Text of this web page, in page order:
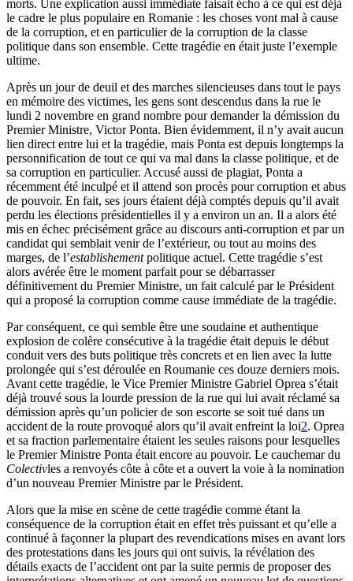
morts. Une explication aussi immédiate faisait écho à ce qui est déjà
le cadre le plus populaire en Romanie : les choses vont mal à cause
de la corruption, et en particulier de la corruption de la classe
politique dans son ensemble. Cette tragédie en était juste l’exemple
ultime.
Après un jour de deuil et des marches silencieuses dans tout le pays
en mémoire des victimes, les gens sont descendus dans la rue le
lundi 2 novembre en grand nombre pour demander la démission du
Premier Ministre, Victor Ponta. Bien évidemment, il n’y avait aucun
lien direct entre lui et la tragédie, mais Ponta est depuis longtemps la
personnification de tout ce qui va mal dans la classe politique, et de
sa corruption en particulier. Accusé aussi de plagiat, Ponta a
récemment été inculpé et il attend son procès pour corruption et abus
de pouvoir. En fait, ses jours étaient déjà comptés depuis qu’il avait
perdu les élections présidentielles il y a environ un an. Il a alors été
mis en échec précisément grâce au discours anti-corruption et par un
candidat qui semblait venir de l’extérieur, ou tout au moins des
marges, de l’establishementpolitique actuel. Cette tragédie s’est
alors avérée être le moment parfait pour se débarrasser
définitivement du Premier Ministre, un fait calculé par le Président
qui a proposé la corruption comme cause immédiate de la tragédie.
Par conséquent, ce qui semble être une soudaine et authentique
explosion de colère consécutive à la tragédie était depuis le début
conduit vers des buts politique très concrets et en lien avec la lutte
prolongée qui s’est déroulée en Roumanie ces douze derniers mois.
Avant cette tragédie, le Vice Premier Ministre Gabriel Oprea s’était
déjà trouvé sous la lourde pression de la rue qui lui avait réclamé sa
démission après qu’un policier de son escorte se soit tué dans un
accident de la route provoqué alors qu’il avait enfreint la loi2. Oprea
et sa fraction parlementaire étaient les seules raisons pour lesquelles
le Premier Ministre Ponta était encore au pouvoir. Le cauchemar du
Colectivles a renvoyés côte à côte et a ouvert la voie à la nomination
d’un nouveau Premier Ministre par le Président.
Alors que la mise en scène de cette tragédie comme étant la
conséquence de la corruption était en effet très puissant et qu’elle a
continué à façonner la plupart des revendications mises en avant lors
des protestations dans les jours qui ont suivis, la révélation des
détails exacts de l’accident ont par la suite permis de proposer des